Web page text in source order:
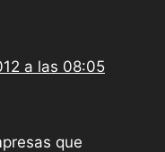
a las 08:05
que